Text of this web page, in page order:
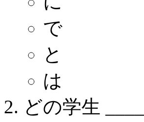
で
と
は
どの学生